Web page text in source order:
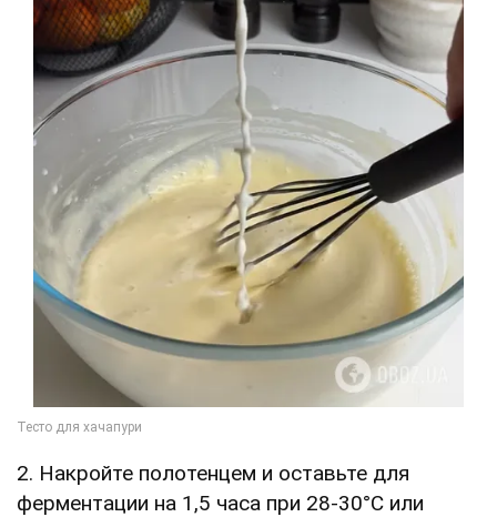
2. Накройте полотенцем и оставьте для
ферментации на 1,5 часа при 28-30°C или